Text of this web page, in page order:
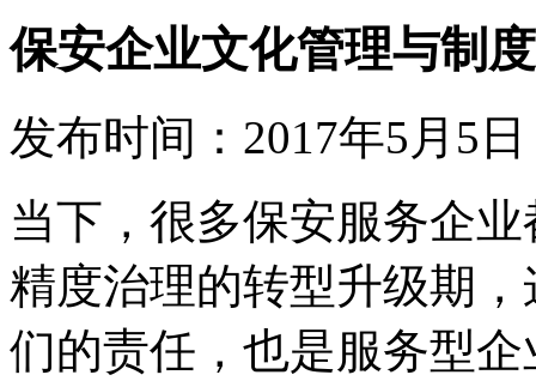
保安企业文化管理与制
发布时间：2017年5月5
当下，很多保安服务企
精度治理的转型升级期
们的责任，也是服务型